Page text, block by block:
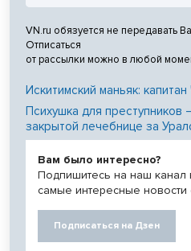
VN.ru обязуется не передавать
Отписаться
от рассылки можно в любой
Искитимский маньяк:
Психушка для преступников
закрытой лечебнице за
Вам было интересно?
Подпишитесь на наш канал
самые интересные новости
Подписаться на Дзен